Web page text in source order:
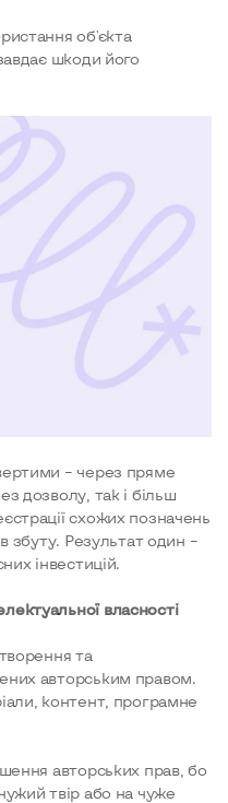
об'єкта
шкоди його
– через пряме
дозволу, так і більш
схожих позначень
збуту. Результат один –
інвестицій.
власності
та
авторським правом.
контент, програмне
авторських прав, бо
твір або на чуже